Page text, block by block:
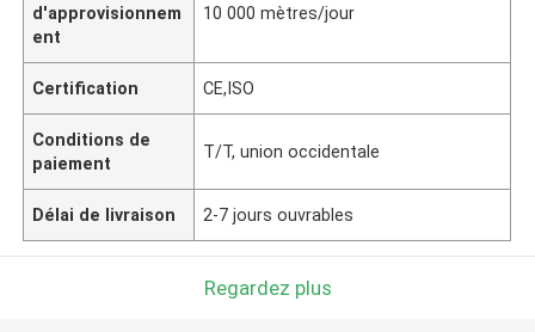
d'approvisionnem
ent
10 000 mètres/jour
Certification CE,ISO
Conditions de
paiement
T/T, union occidentale
Délai de livraison 2-7 jours ouvrables
Regardez plus